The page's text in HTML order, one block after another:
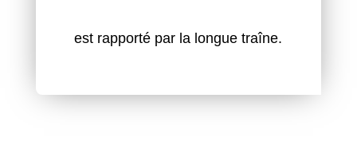
est rapporté par la longue traîne.